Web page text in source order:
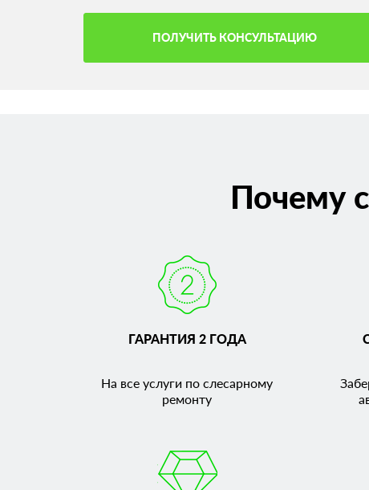
ПОЛУЧИТЬ КОНСУЛЬТАЦИЮ
Почему
ГАРАНТИЯ 2 ГОДА
На все услуги по слесарному
ремонту